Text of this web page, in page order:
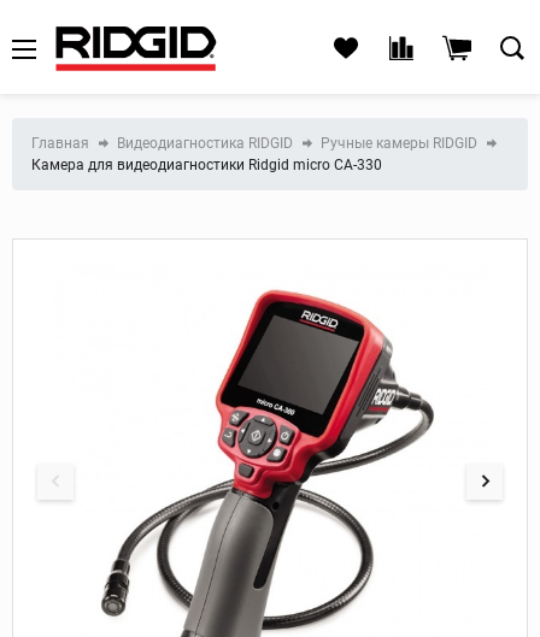
Главная Видеодиагностика RIDGID
Ручные камеры RIDGID
Камера для видеодиагностики Ridgid micro CA-330